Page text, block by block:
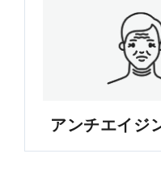
アンチエイジ